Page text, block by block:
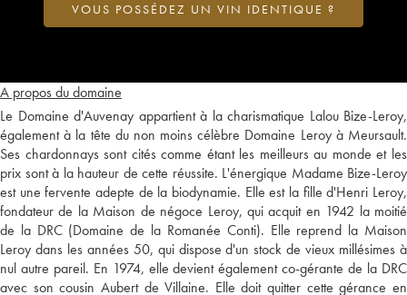
A propos du domaine
Le Domaine d'Auvenay appartient à la charismatique Lalou Bize-Leroy,
également à la tête du non moins célèbre Domaine Leroy à Meursault.
Ses chardonnays sont cités comme étant les meilleurs au monde et les
prix sont à la hauteur de cette réussite. L'énergique Madame Bize-Leroy
est une fervente adepte de la biodynamie. Elle est la fille d'Henri Leroy,
fondateur de la Maison de négoce Leroy, qui acquit en 1942 la moitié
de la DRC (Domaine de la Romanée Conti). Elle reprend la Maison
Leroy dans les années 50, qui dispose d'un stock de vieux millésimes à
nul autre pareil. En 1974, elle devient également co-gérante de la DRC
avec son cousin Aubert de Villaine. Elle doit quitter cette gérance en
VOUS POSSÉDEZ UN VIN IDENTIQUE ?